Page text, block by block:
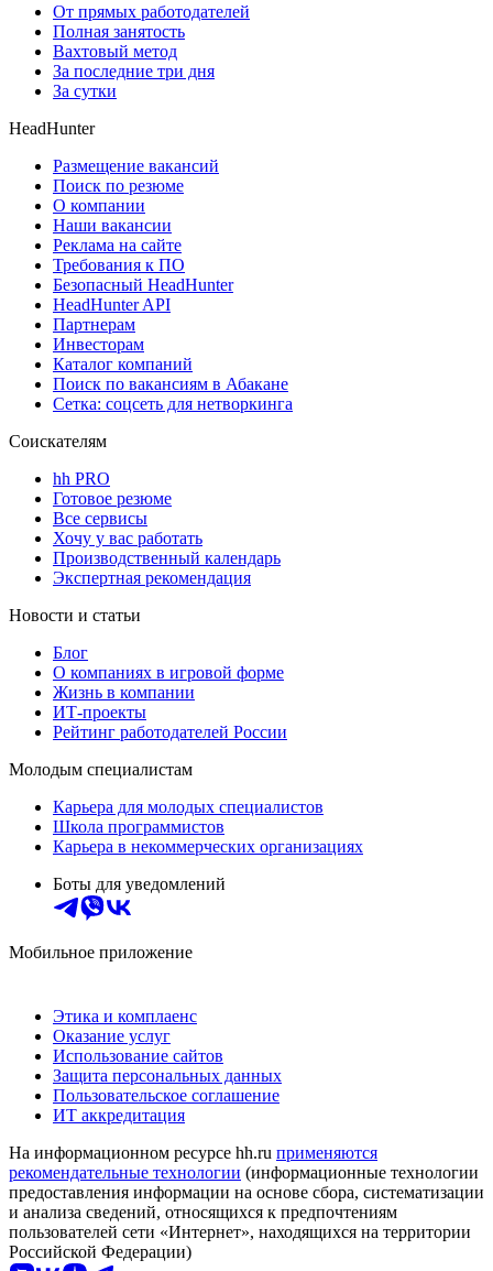
От прямых работодателей
Полная занятость
Вахтовый метод
За последние три дня
За сутки
HeadHunter
Размещение вакансий
Поиск по резюме
О компании
Наши вакансии
Реклама на сайте
Требования к ПО
Безопасный HeadHunter
HeadHunter API
Партнерам
Инвесторам
Каталог компаний
Поиск по вакансиям в Абакане
Сетка: соцсеть для нетворкинга
Соискателям
hh PRO
Готовое резюме
Все сервисы
Хочу у вас работать
Производственный календарь
Экспертная рекомендация
Новости и статьи
Блог
О компаниях в игровой форме
Жизнь в компании
ИТ-проекты
Рейтинг работодателей России
Молодым специалистам
Карьера для молодых специалистов
Школа программистов
Карьера в некоммерческих организациях
Боты для уведомлений
Мобильное приложение
Этика и комплаенс
Оказание услуг
Использование сайтов
Защита персональных данных
Пользовательское соглашение
ИТ аккредитация
На информационном ресурсе hh.ru применяются
рекомендательные технологии (информационные технологии
предоставления информации на основе сбора, систематизации
и анализа сведений, относящихся к предпочтениям
пользователей сети «Интернет», находящихся на территории
Российской Федерации)